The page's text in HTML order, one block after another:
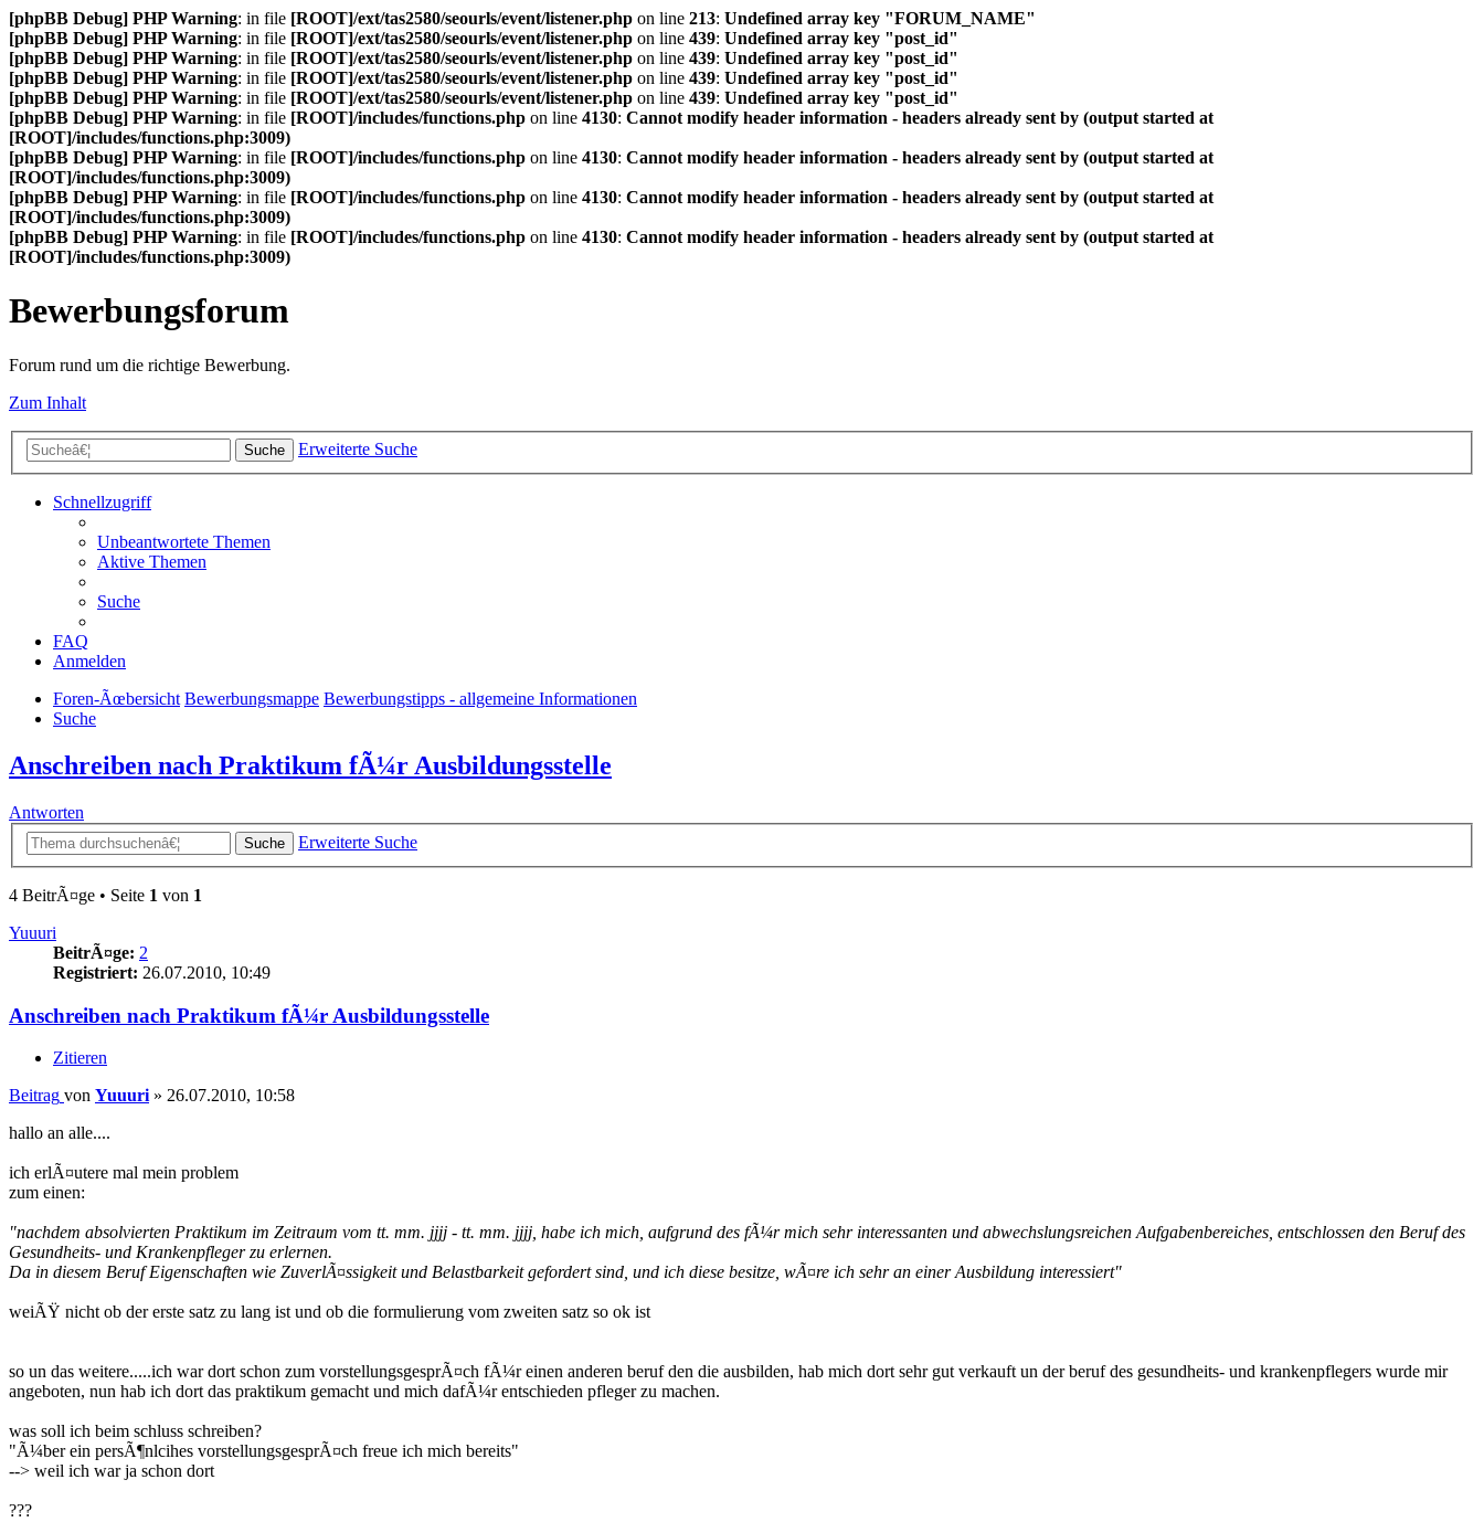
[phpBB Debug] PHP Warning: in file [ROOT]/ext/tas2580/seourls/event/listener.php on line 213: Undefined array key "FORUM_NAME"
[phpBB Debug] PHP Warning: in file [ROOT]/ext/tas2580/seourls/event/listener.php on line 439: Undefined array key "post_id"
[phpBB Debug] PHP Warning: in file [ROOT]/ext/tas2580/seourls/event/listener.php on line 439: Undefined array key "post_id"
[phpBB Debug] PHP Warning: in file [ROOT]/ext/tas2580/seourls/event/listener.php on line 439: Undefined array key "post_id"
[phpBB Debug] PHP Warning: in file [ROOT]/ext/tas2580/seourls/event/listener.php on line 439: Undefined array key "post_id"
[phpBB Debug] PHP Warning: in file [ROOT]/includes/functions.php on line 4130: Cannot modify header information - headers already sent by (output started at
[ROOT]/includes/functions.php:3009)
[phpBB Debug] PHP Warning: in file [ROOT]/includes/functions.php on line 4130: Cannot modify header information - headers already sent by (output started at
[ROOT]/includes/functions.php:3009)
[phpBB Debug] PHP Warning: in file [ROOT]/includes/functions.php on line 4130: Cannot modify header information - headers already sent by (output started at
[ROOT]/includes/functions.php:3009)
[phpBB Debug] PHP Warning: in file [ROOT]/includes/functions.php on line 4130: Cannot modify header information - headers already sent by (output started at
[ROOT]/includes/functions.php:3009)
Bewerbungsforum
Forum rund um die richtige Bewerbung.
Zum Inhalt
Suche Erweiterte Suche
Schnellzugriff
Unbeantwortete Themen
Aktive Themen
Suche
FAQ
Anmelden
Foren-Ãœbersicht Bewerbungsmappe Bewerbungstipps - allgemeine Informationen
Suche
Anschreiben nach Praktikum fÃ¼r Ausbildungsstelle
Antworten
Suche Erweiterte Suche
4 BeitrÃ¤ge • Seite 1 von 1
Yuuuri
BeitrÃ¤ge: 2
Registriert: 26.07.2010, 10:49
Anschreiben nach Praktikum fÃ¼r Ausbildungsstelle
Zitieren
Beitrag von Yuuuri » 26.07.2010, 10:58
hallo an alle....
ich erlÃ¤utere mal mein problem
zum einen:
"nachdem absolvierten Praktikum im Zeitraum vom tt. mm. jjjj - tt. mm. jjjj, habe ich mich, aufgrund des fÃ¼r mich sehr interessanten und abwechslungsreichen Aufgabenbereiches, entschlossen den Beruf des
Gesundheits- und Krankenpfleger zu erlernen.
Da in diesem Beruf Eigenschaften wie ZuverlÃ¤ssigkeit und Belastbarkeit gefordert sind, und ich diese besitze, wÃ¤re ich sehr an einer Ausbildung interessiert"
weiÃŸ nicht ob der erste satz zu lang ist und ob die formulierung vom zweiten satz so ok ist
so un das weitere.....ich war dort schon zum vorstellungsgesprÃ¤ch fÃ¼r einen anderen beruf den die ausbilden, hab mich dort sehr gut verkauft un der beruf des gesundheits- und krankenpflegers wurde mir
angeboten, nun hab ich dort das praktikum gemacht und mich dafÃ¼r entschieden pfleger zu machen.
was soll ich beim schluss schreiben?
"Ã¼ber ein persÃ¶nlcihes vorstellungsgesprÃ¤ch freue ich mich bereits"
--> weil ich war ja schon dort
???